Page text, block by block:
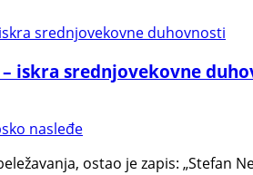
iskra srednjovekovne
nasleđe
ostao je zapis: „Stefan